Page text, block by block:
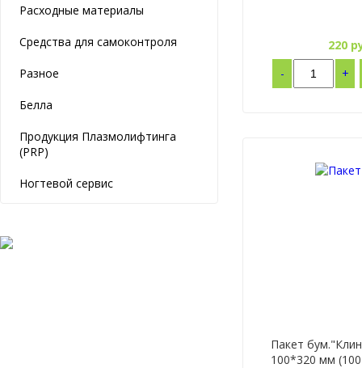
Расходные материалы
Средства для самоконтроля
Разное
Белла
Продукция Плазмолифтинга
(PRP)
Ногтевой сервис
220
-
+
Пакет
100*320 мм